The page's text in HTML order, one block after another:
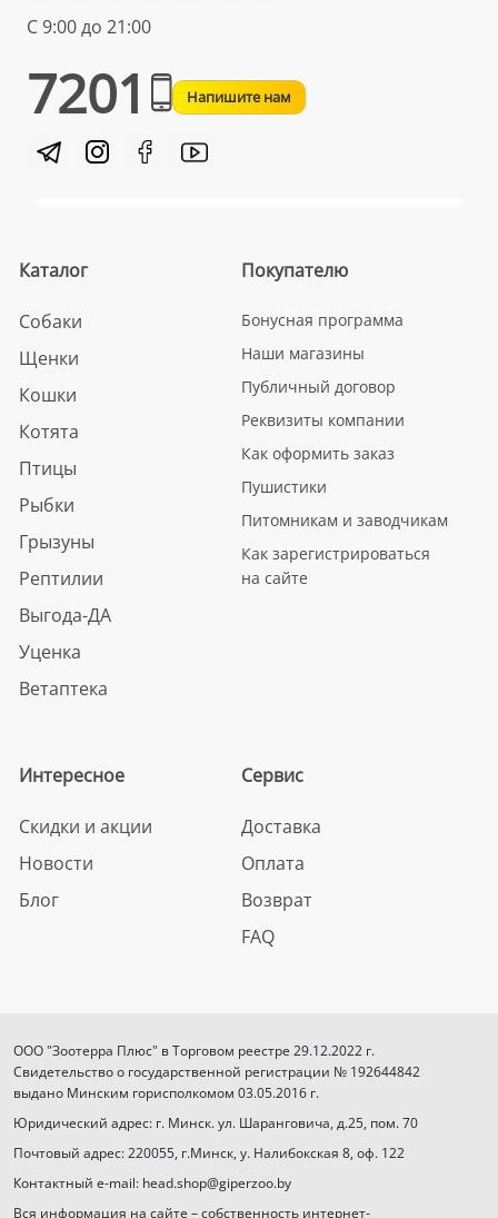
С 9:00 до 21:00
7201 Напишите нам
Каталог
Собаки
Щенки
Кошки
Котята
Птицы
Рыбки
Грызуны
Рептилии
Выгода-ДА
Уценка
Ветаптека
Покупателю
Бонусная программа
Наши магазины
Публичный договор
Реквизиты компании
Как оформить заказ
Пушистики
Питомникам и заводчикам
Как зарегистрироваться
на сайте
Интересное
Скидки и акции
Новости
Блог
Сервис
Доставка
Оплата
Возврат
FAQ
ООО "Зоотерра Плюс" в Торговом реестре 29.12.2022 г.
Свидетельство о государственной регистрации № 192644842
выдано Минским горисполкомом 03.05.2016 г.
Юридический адрес: г. Минск. ул. Шаранговича, д.25, пом. 70
Почтовый адрес: 220055, г.Минск, у. Налибокская 8, оф. 122
Контактный e-mail: head.shop@giperzoo.by
Вся информация на сайте – собственность интернет-